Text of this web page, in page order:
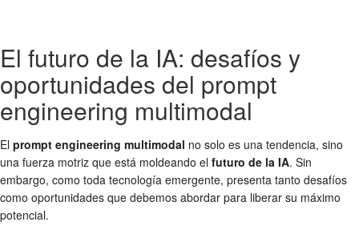
El futuro de la IA: desafíos y
oportunidades del prompt
engineering multimodal
El prompt engineering multimodal no solo es una tendencia, sino
una fuerza motriz que está moldeando el futuro de la IA. Sin
embargo, como toda tecnología emergente, presenta tanto desafíos
como oportunidades que debemos abordar para liberar su máximo
potencial.